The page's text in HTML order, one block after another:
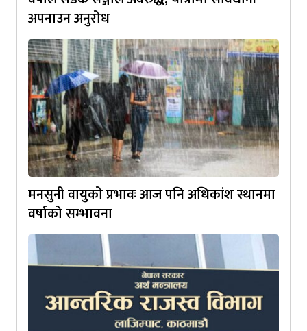
अपनाउन अनुरोध
मनसुनी वायुको प्रभावः आज पनि अधिकांश स्थानमा
वर्षाको सम्भावना